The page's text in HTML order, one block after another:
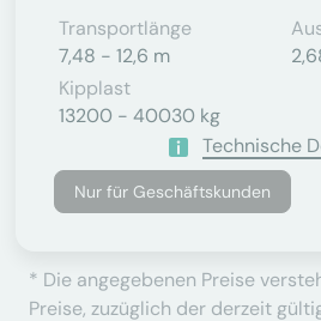
Transportlänge
7,48 - 12,6 m
Kipplast
13200 - 40030 kg
Technische
Nur für Geschäftskunden
* Die angegebenen Preise
Preise, zuzüglich der derzeit